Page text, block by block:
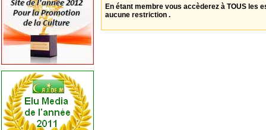
En étant membre vous accèderez à TOUS les
aucune restriction .